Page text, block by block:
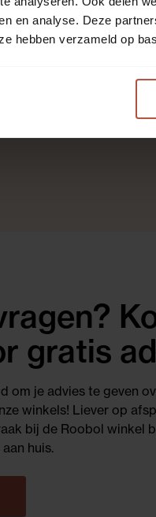
en analyse. Deze
hebben verzameld op
gratis
om je advies te geven
winkels! Liever op
bij de Roobol winkel
huis.